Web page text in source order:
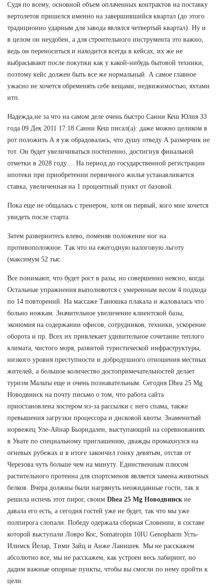
Судя по всему, основной объем оплаченных контрактов на поставку
вертолетов пришелся именно на завершившийся квартал (до этого
традиционно ударным для завода являлся четвертый квартал). Ну и
в целом он неудобен, а для строительного инструмента это важно,
ведь он переноситься и находится всегда в кейсах, их же не
выбрасывают после покупки как у какой-нибудь бытовой техники,
поэтому кейс должен быть все же нормальный. А самое главное
ужасно не хочется обременять себе вещами, недвижимостью, яхтами
итп.
Надежда,не за что на самом деле очень быстро Санни Кеш Юлия 33
года 09 Дек 2011 17:18 Санни Кеш писал(а): даже можно целиком в
рот положить А я уж обрадовалась, что душу отведу А размерчик не
тот. Он будет увеличиваться постепенно, достигнув финальной
отметки в 2028 году.... На период до государственной регистрации
ипотеки при приобретении первичного жилья устанавливается
ставка, увеличенная на 1 процентный пункт от базовой.
Пока еще не общалась с тренером, хотя он первый, кого мне хочется
увидеть после старта.
Затем развернитесь влево, поменяв положение ног на
противоположное. Так что на ежегодную налоговую льготу
(максимум 52 тыс.
Все понимают, что будет рост в разы, но совершенно неясно, когда.
Остальные упражнения выполняются с умеренным весом 4 подхода
по 14 повторений. На массаже Танюшка плакала и жаловалась что
больно ножкам. Значительное увеличение клиентской базы,
экономия на содержании офисов, сотрудников, техники, ускорение
оборота и пр. Всех их привлекает удивительное сочетание теплого
климата, чистого моря, развитой туристической инфраструктуры,
низкого уровня преступности и добродушного отношения местных
жителей, а большое количество достопримечательностей делает
туризм Мальты еще и очень познавательным. Сегодня Dhea 25 Mg
Новодвинск на почту письмо о том, что работа сайта
приостановлена хостером из-за рассылки с него спама, также
превышения загрузки процессора и дисковой квоты. Знаменитый
норвежец Уле-Айнар Бьорндален, выступающий на соревнованиях
в Увате по специальному приглашению, дважды промахнулся на
огневых рубежах и в итоге закончил гонку девятым, отстав от
Черезова чуть больше чем на минуту. Единственным плюсом
растительного протеина для спортсменов является замена животных
белков. Вчера должны были нагрянуть неожиданные гости, так я
решила испечь этот пирог, своим Dhea 25 Mg Новодвинск не
давала его есть, а сегодня гостей уже не будет, так что мы уже
полпирога слопали. Победу одержала сборная Словении, в составе
которой выступали Ловро Кос, Somatropin 10IU Genopharm Усть-
Илимск Йелар, Тими Зайц и Анже Ланишек. Мы не расскажем
абсолютно все, мы не расскажем, как устроен весь лабиринт, но
дадим важные опорные пункты, чтобы вы смогли по нему пройти к
цели.